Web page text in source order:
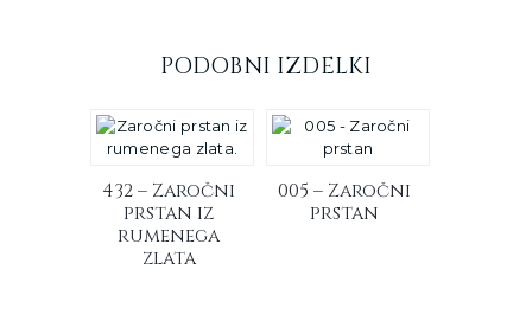
PODOBNI IZDELKI
432 – Zaročni
prstan iz
rumenega
zlata
005 – Zaročni
prstan